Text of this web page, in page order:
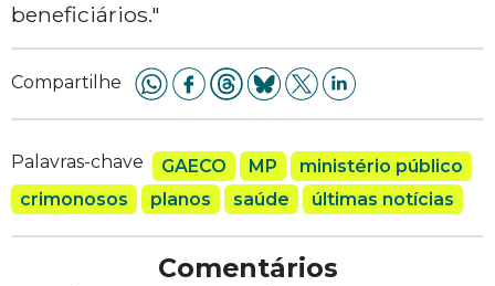
beneficiários."
Compartilhe
Palavras-chave GAECO MP
ministério público
crimonosos
planos saúde últimas notícias
Comentários